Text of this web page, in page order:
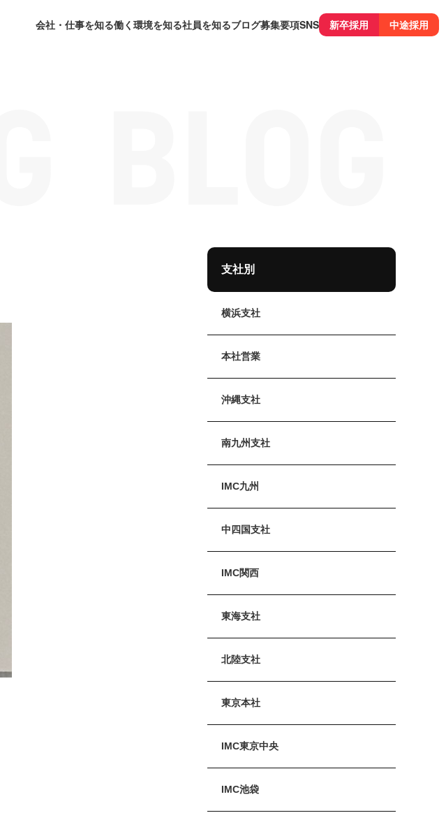
会社・仕事を知る働く環境を知る社員を知るブログ募集要項SNS 新卒採用 中途採用
支社別
横浜支社
本社営業
沖縄支社
南九州支社
IMC九州
中四国支社
IMC関西
東海支社
北陸支社
東京本社
IMC東京中央
IMC池袋